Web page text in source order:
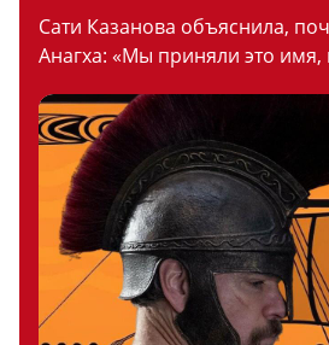
Сати Казанова объяснила,
Анагха: «Мы приняли это имя,